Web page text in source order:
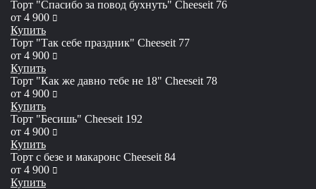
Торт "Спасибо за повод бухнуть" Сheeseit 76
от 4 900 руб
Купить
Торт "Так себе праздник" Сheeseit 77
от 4 900 руб
Купить
Торт "Как же давно тебе не 18" Сheeseit 78
от 4 900 руб
Купить
Торт "Бесишь" Сheeseit 192
от 4 900 руб
Купить
Торт с безе и макаронс Сheeseit 84
от 4 900 руб
Купить